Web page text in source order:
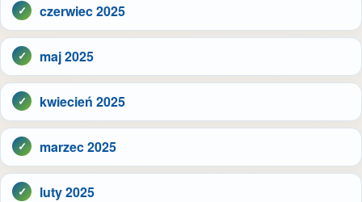
czerwiec 2025
maj 2025
kwiecień 2025
marzec 2025
luty 2025